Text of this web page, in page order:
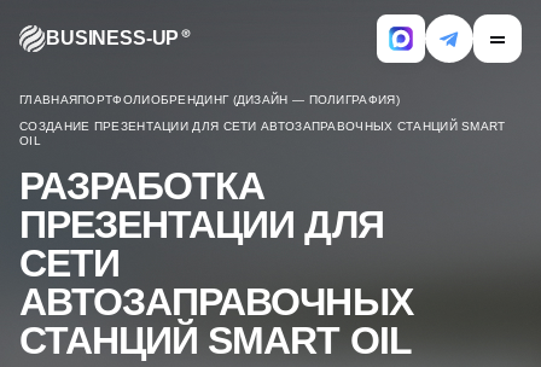
BUSINESS-UP
ГЛАВНАЯПОРТФОЛИОБРЕНДИНГ (ДИЗАЙН — ПОЛИГРАФИЯ)
СОЗДАНИЕ ПРЕЗЕНТАЦИИ ДЛЯ СЕТИ АВТОЗАПРАВОЧНЫХ СТАНЦИЙ SMART
OIL
РАЗРАБОТКА
ПРЕЗЕНТАЦИИ ДЛЯ
СЕТИ
АВТОЗАПРАВОЧНЫХ
СТАНЦИЙ SMART OIL